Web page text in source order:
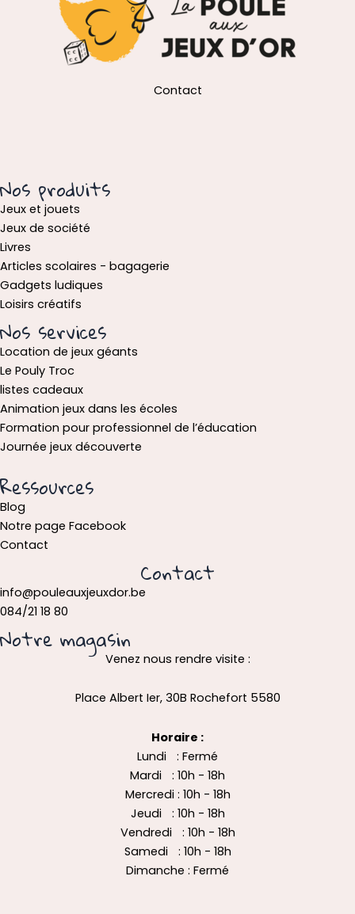
Contact
Nos produits
Jeux et jouets
Jeux de société
Livres
Articles scolaires - bagagerie
Gadgets ludiques
Loisirs créatifs
Nos services
Location de jeux géants
Le Pouly Troc
listes cadeaux
Animation jeux dans les écoles
Formation pour professionnel de l’éducation
Journée jeux découverte
Ressources
Blog
Notre page Facebook
Contact
Contact
info@pouleauxjeuxdor.be
084/21 18 80
Notre magasin
Venez nous rendre visite :
Place Albert Ier, 30B Rochefort 5580
Horaire :
Lundi : Fermé
Mardi : 10h - 18h
Mercredi : 10h - 18h
Jeudi : 10h - 18h
Vendredi : 10h - 18h
Samedi : 10h - 18h
Dimanche : Fermé